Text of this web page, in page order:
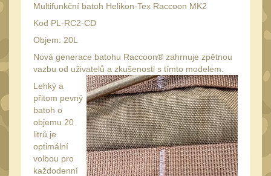
Karabiny a přezky
Kroužky, šňůrky,
koncovky
Nášivky105
Samonavíjecí držáky1
Zámky1
Nepromokavý potahy a
vaky 18
Adaptéry 33
Multifunkční batoh Helikon-Tex Raccoon MK2
Kod PL-RC2-CD
Objem: 20L
Nová generace batohu Raccoon® zahrnuje zpětnou
vazbu od uživatelů a zkušenosti s tímto modelem.
Lehký a
přitom pevný
batoh o
objemu 20
litrů je
optimální
volbou pro
každodenní